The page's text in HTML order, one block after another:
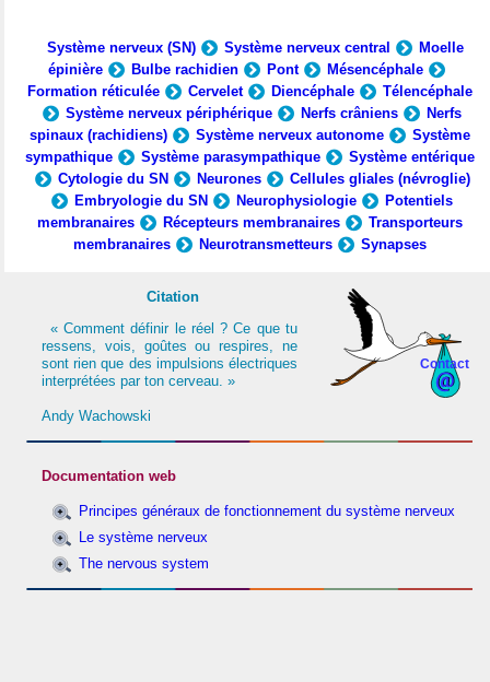
Système nerveux (SN) Système nerveux central
Moelle
épinière
Bulbe rachidien Pont
Mésencéphale
Formation réticulée
Cervelet Diencéphale
Télencéphale
Système nerveux périphérique
Nerfs crâniens
Nerfs
spinaux (rachidiens)
Système nerveux autonome
Système
sympathique
Système parasympathique
Système entérique
Cytologie du SN
Neurones
Cellules gliales (névroglie)
Embryologie du SN
Neurophysiologie
Potentiels
membranaires
Récepteurs membranaires
Transporteurs
membranaires
Neurotransmetteurs Synapses
Contact
Citation
« Comment définir le réel ? Ce que tu
ressens, vois, goûtes ou respires, ne
sont rien que des impulsions électriques
interprétées par ton cerveau. »
Andy Wachowski
Documentation web
Principes généraux de fonctionnement du système nerveux
Le système nerveux
The nervous system